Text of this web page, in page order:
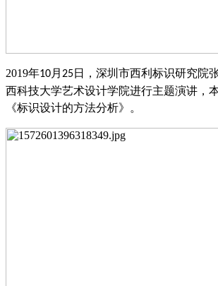
2019年10月 25日，深圳市西利标识研究院
西科技大学艺术设计学院进行主题演讲，
《标识设计的方法分析》。